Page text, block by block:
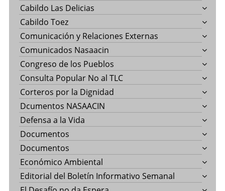
Cabildo Las Delicias
Cabildo Toez
Comunicación y Relaciones Externas
Comunicados Nasaacin
Congreso de los Pueblos
Consulta Popular No al TLC
Corteros por la Dignidad
Dcumentos NASAACIN
Defensa a la Vida
Documentos
Documentos
Económico Ambiental
Editorial del Boletín Informativo Semanal